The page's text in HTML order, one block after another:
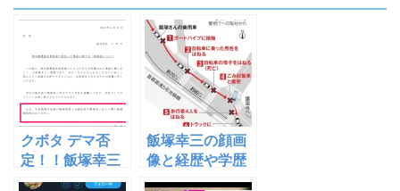
クボタ デマ否
定！！飯塚幸三
の息子は飯塚智
飯塚幸三の顔画
像と経歴や学歴
は？自宅や息子